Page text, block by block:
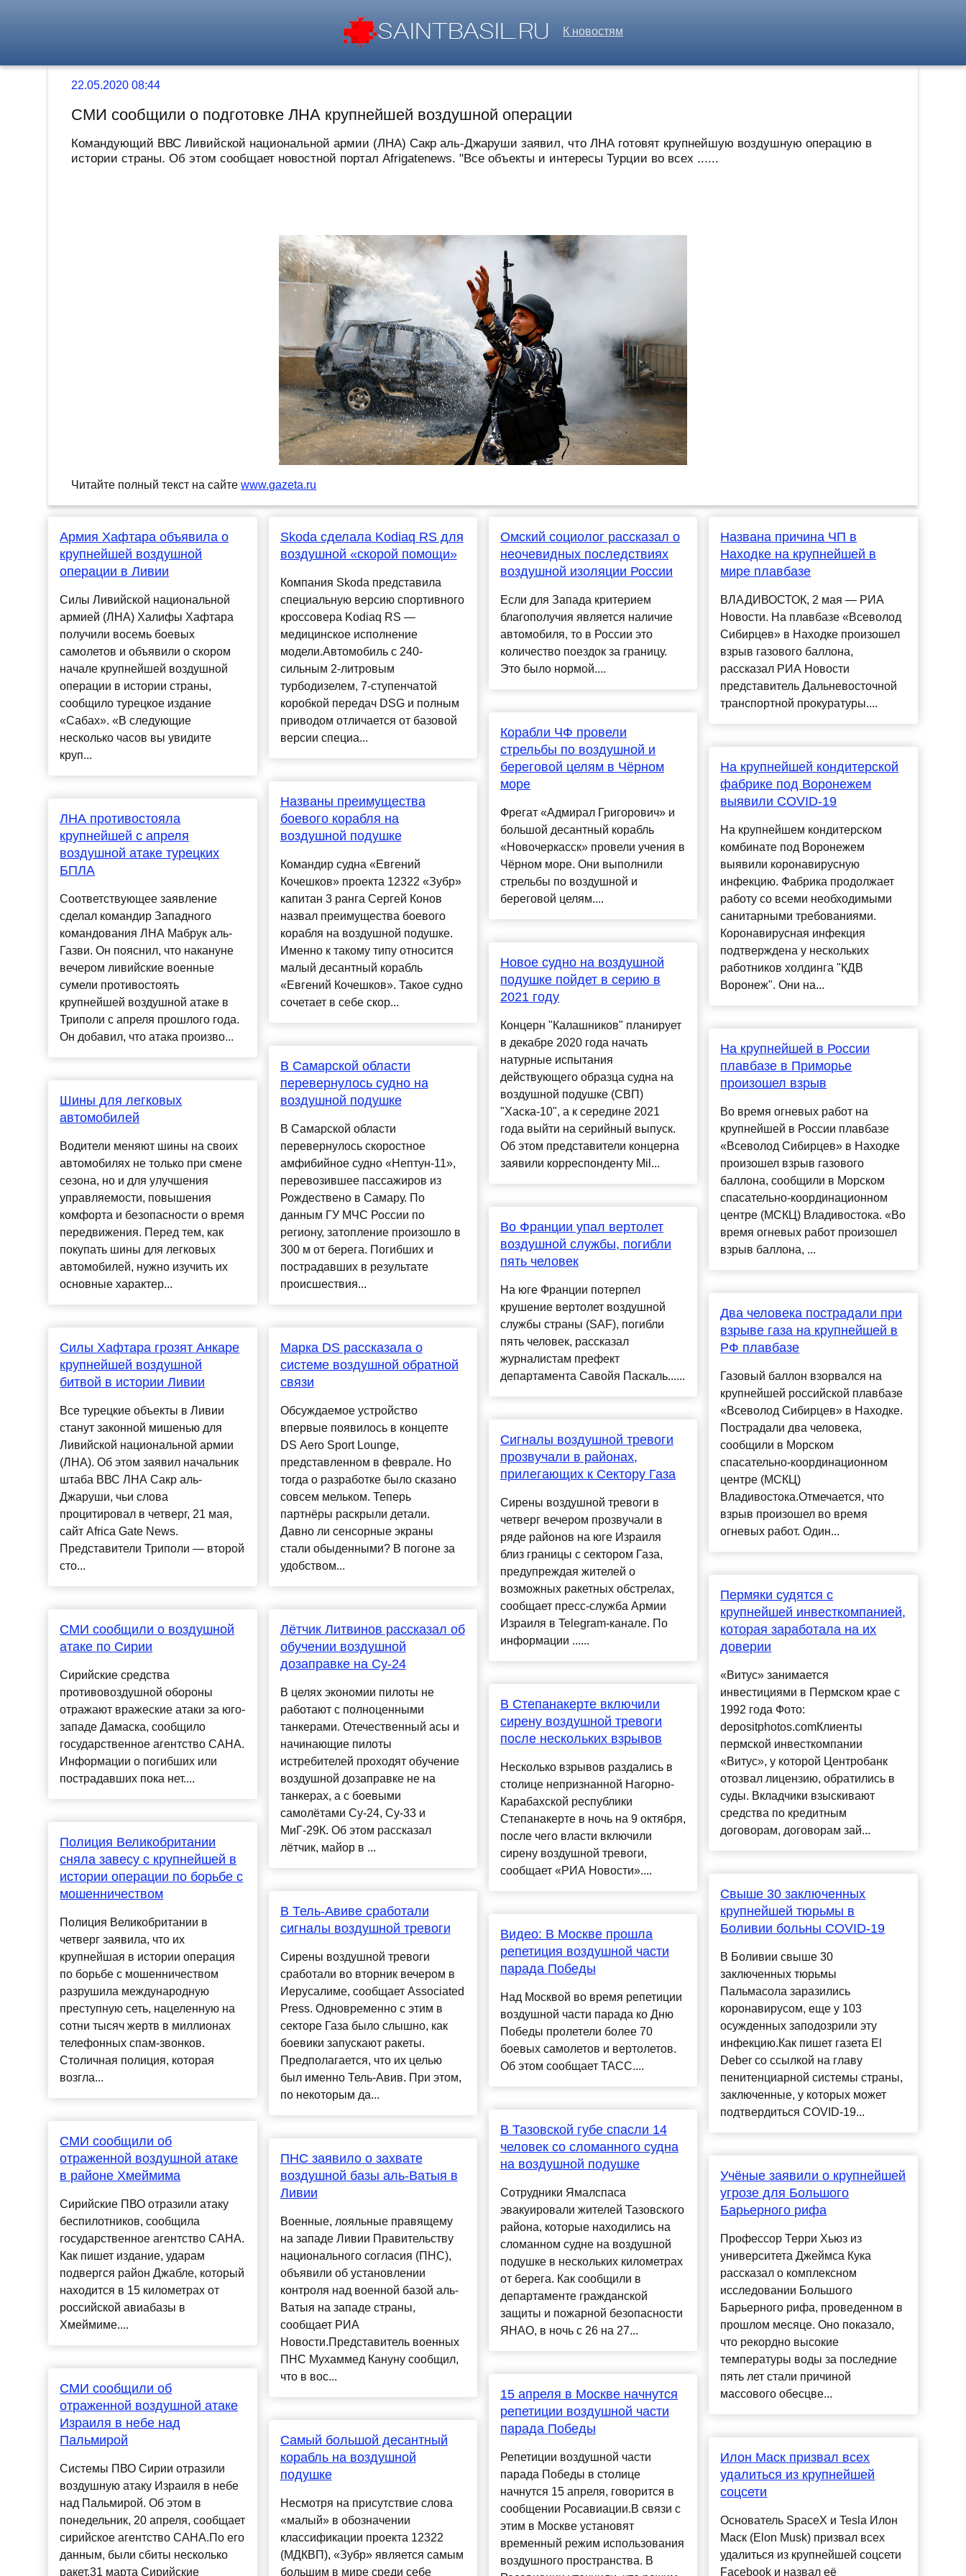
К новостям
22.05.2020 08:44
СМИ сообщили о подготовке ЛНА крупнейшей воздушной операции
Командующий ВВС Ливийской национальной армии (ЛНА) Сакр аль-Джаруши заявил, что ЛНА готовят крупнейшую воздушную операцию в
истории страны. Об этом сообщает новостной портал Afrigatenews. "Все объекты и интересы Турции во всех ......
Читайте полный текст на сайтеwww.gazeta.ru
Армия Хафтара объявила о
крупнейшей воздушной
операции в Ливии
Силы Ливийской национальной
армией (ЛНА) Халифы Хафтара
получили восемь боевых
самолетов и объявили о скором
начале крупнейшей воздушной
операции в истории страны,
сообщило турецкое издание
«Сабах». «В следующие
несколько часов вы увидите
круп...
ЛНА противостояла
крупнейшей с апреля
воздушной атаке турецких
БПЛА
Соответствующее заявление
сделал командир Западного
командования ЛНА Мабрук аль-
Газви. Он пояснил, что накануне
вечером ливийские военные
сумели противостоять
крупнейшей воздушной атаке в
Триполи с апреля прошлого года.
Он добавил, что атака произво...
Шины для легковых
автомобилей
Водители меняют шины на своих
автомобилях не только при смене
сезона, но и для улучшения
управляемости, повышения
комфорта и безопасности о время
передвижения. Перед тем, как
покупать шины для легковых
автомобилей, нужно изучить их
основные характер...
Силы Хафтара грозят Анкаре
крупнейшей воздушной
битвой в истории Ливии
Все турецкие объекты в Ливии
станут законной мишенью для
Ливийской национальной армии
(ЛНА). Об этом заявил начальник
штаба ВВС ЛНА Сакр аль-
Джаруши, чьи слова
процитировал в четверг, 21 мая,
сайт Africa Gate News.
Представители Триполи — второй
сто...
СМИ сообщили о воздушной
атаке по Сирии
Сирийские средства
противовоздушной обороны
отражают вражеские атаки за юго-
западе Дамаска, сообщило
государственное агентство САНА.
Информации о погибших или
пострадавших пока нет....
Полиция Великобритании
сняла завесу с крупнейшей в
истории операции по борьбе с
мошенничеством
Полиция Великобритании в
четверг заявила, что их
крупнейшая в истории операция
по борьбе с мошенничеством
разрушила международную
преступную сеть, нацеленную на
сотни тысяч жертв в миллионах
телефонных спам-звонков.
Столичная полиция, которая
возгла...
СМИ сообщили об
отраженной воздушной атаке
в районе Хмеймима
Сирийские ПВО отразили атаку
беспилотников, сообщила
государственное агентство САНА.
Как пишет издание, ударам
подвергся район Джабле, который
находится в 15 километрах от
российской авиабазы в
Хмеймиме....
СМИ сообщили об
отраженной воздушной атаке
Израиля в небе над
Пальмирой
Системы ПВО Сирии отразили
воздушную атаку Израиля в небе
над Пальмирой. Об этом в
понедельник, 20 апреля, сообщает
сирийское агентство САНА.По его
данным, были сбиты несколько
ракет.31 марта Сирийские
Skoda сделала Kodiaq RS для
воздушной «скорой помощи»
Компания Skoda представила
специальную версию спортивного
кроссовера Kodiaq RS —
медицинское исполнение
модели.Автомобиль с 240-
сильным 2-литровым
турбодизелем, 7-ступенчатой
коробкой передач DSG и полным
приводом отличается от базовой
версии специа...
Названы преимущества
боевого корабля на
воздушной подушке
Командир судна «Евгений
Кочешков» проекта 12322 «Зубр»
капитан 3 ранга Сергей Конов
назвал преимущества боевого
корабля на воздушной подушке.
Именно к такому типу относится
малый десантный корабль
«Евгений Кочешков». Такое судно
сочетает в себе скор...
В Самарской области
перевернулось судно на
воздушной подушке
В Самарской области
перевернулось скоростное
амфибийное судно «Нептун-11»,
перевозившее пассажиров из
Рождествено в Самару. По
данным ГУ МЧС России по
региону, затопление произошло в
300 м от берега. Погибших и
пострадавших в результате
происшествия...
Марка DS рассказала о
системе воздушной обратной
связи
Обсуждаемое устройство
впервые появилось в концепте
DS Aero Sport Lounge,
представленном в феврале. Но
тогда о разработке было сказано
совсем мельком. Теперь
партнёры раскрыли детали.
Давно ли сенсорные экраны
стали обыденными? В погоне за
удобством...
Лётчик Литвинов рассказал об
обучении воздушной
дозаправке на Су-24
В целях экономии пилоты не
работают с полноценными
танкерами. Отечественный асы и
начинающие пилоты
истребителей проходят обучение
воздушной дозаправке не на
танкерах, а с боевыми
самолётами Су-24, Су-33 и
МиГ-29К. Об этом рассказал
лётчик, майор в ...
В Тель-Авиве сработали
сигналы воздушной тревоги
Сирены воздушной тревоги
сработали во вторник вечером в
Иерусалиме, сообщает Associated
Press. Одновременно с этим в
секторе Газа было слышно, как
боевики запускают ракеты.
Предполагается, что их целью
был именно Тель-Авив. При этом,
по некоторым да...
ПНС заявило о захвате
воздушной базы аль-Ватыя в
Ливии
Военные, лояльные правящему
на западе Ливии Правительству
национального согласия (ПНС),
объявили об установлении
контроля над военной базой аль-
Ватыя на западе страны,
сообщает РИА
Новости.Представитель военных
ПНС Мухаммед Кануну сообщил,
что в вос...
Самый большой десантный
корабль на воздушной
подушке
Несмотря на присутствие слова
«малый» в обозначении
классификации проекта 12322
(МДКВП), «Зубр» является самым
большим в мире среди себе
Омский социолог рассказал о
неочевидных последствиях
воздушной изоляции России
Если для Запада критерием
благополучия является наличие
автомобиля, то в России это
количество поездок за границу.
Это было нормой....
Корабли ЧФ провели
стрельбы по воздушной и
береговой целям в Чёрном
море
Фрегат «Адмирал Григорович» и
большой десантный корабль
«Новочеркасск» провели учения в
Чёрном море. Они выполнили
стрельбы по воздушной и
береговой целям....
Новое судно на воздушной
подушке пойдет в серию в
2021 году
Концерн "Калашников" планирует
в декабре 2020 года начать
натурные испытания
действующего образца судна на
воздушной подушке (СВП)
"Хаска-10", а к середине 2021
года выйти на серийный выпуск.
Об этом представители концерна
заявили корреспонденту Mil...
Во Франции упал вертолет
воздушной службы, погибли
пять человек
На юге Франции потерпел
крушение вертолет воздушной
службы страны (SAF), погибли
пять человек, рассказал
журналистам префект
департамента Савойя Паскаль......
Сигналы воздушной тревоги
прозвучали в районах,
прилегающих к Сектору Газа
Сирены воздушной тревоги в
четверг вечером прозвучали в
ряде районов на юге Израиля
близ границы с сектором Газа,
предупреждая жителей о
возможных ракетных обстрелах,
сообщает пресс-служба Армии
Израиля в Telegram-канале. По
информации ......
В Степанакерте включили
сирену воздушной тревоги
после нескольких взрывов
Несколько взрывов раздались в
столице непризнанной Нагорно-
Карабахской республики
Степанакерте в ночь на 9 октября,
после чего власти включили
сирену воздушной тревоги,
сообщает «РИА Новости»....
Видео: В Москве прошла
репетиция воздушной части
парада Победы
Над Москвой во время репетиции
воздушной части парада ко Дню
Победы пролетели более 70
боевых самолетов и вертолетов.
Об этом сообщает ТАСС....
В Тазовской губе спасли 14
человек со сломанного судна
на воздушной подушке
Сотрудники Ямалспаса
эвакуировали жителей Тазовского
района, которые находились на
сломанном судне на воздушной
подушке в нескольких километрах
от берега. Как сообщили в
департаменте гражданской
защиты и пожарной безопасности
ЯНАО, в ночь с 26 на 27...
15 апреля в Москве начнутся
репетиции воздушной части
парада Победы
Репетиции воздушной части
парада Победы в столице
начнутся 15 апреля, говорится в
сообщении Росавиации.В связи с
этим в Москве установят
временный режим использования
воздушного пространства. В
Названа причина ЧП в
Находке на крупнейшей в
мире плавбазе
ВЛАДИВОСТОК, 2 мая — РИА
Новости. На плавбазе «Всеволод
Сибирцев» в Находке произошел
взрыв газового баллона,
рассказал РИА Новости
представитель Дальневосточной
транспортной прокуратуры....
На крупнейшей кондитерской
фабрике под Воронежем
выявили COVID-19
На крупнейшем кондитерском
комбинате под Воронежем
выявили коронавирусную
инфекцию. Фабрика продолжает
работу со всеми необходимыми
санитарными требованиями.
Коронавирусная инфекция
подтверждена у нескольких
работников холдинга "КДВ
Воронеж". Они на...
На крупнейшей в России
плавбазе в Приморье
произошел взрыв
Во время огневых работ на
крупнейшей в России плавбазе
«Всеволод Сибирцев» в Находке
произошел взрыв газового
баллона, сообщили в Морском
спасательно-координационном
центре (МСКЦ) Владивостока. «Во
время огневых работ произошел
взрыв баллона, ...
Два человека пострадали при
взрыве газа на крупнейшей в
РФ плавбазе
Газовый баллон взорвался на
крупнейшей российской плавбазе
«Всеволод Сибирцев» в Находке.
Пострадали два человека,
сообщили в Морском
спасательно-координационном
центре (МСКЦ)
Владивостока.Отмечается, что
взрыв произошел во время
огневых работ. Один...
Пермяки судятся с
крупнейшей инвесткомпанией,
которая заработала на их
доверии
«Витус» занимается
инвестициями в Пермском крае с
1992 года Фото:
depositphotos.comКлиенты
пермской инвесткомпании
«Витус», у которой Центробанк
отозвал лицензию, обратились в
суды. Вкладчики взыскивают
средства по кредитным
договорам, договорам зай...
Свыше 30 заключенных
крупнейшей тюрьмы в
Боливии больны COVID-19
В Боливии свыше 30
заключенных тюрьмы
Пальмасола заразились
коронавирусом, еще у 103
осужденных заподозрили эту
инфекцию.Как пишет газета El
Deber со ссылкой на главу
пенитенциарной системы страны,
заключенные, у которых может
подтвердиться COVID-19...
Учёные заявили о крупнейшей
угрозе для Большого
Барьерного рифа
Профессор Терри Хьюз из
университета Джеймса Кука
рассказал о комплексном
исследовании Большого
Барьерного рифа, проведенном в
прошлом месяце. Оно показало,
что рекордно высокие
температуры воды за последние
пять лет стали причиной
массового обесцве...
Илон Маск призвал всех
удалиться из крупнейшей
соцсети
Основатель SpaceX и Tesla Илон
Маск (Elon Musk) призвал всех
удалиться из крупнейшей соцсети
Facebook и назвал её